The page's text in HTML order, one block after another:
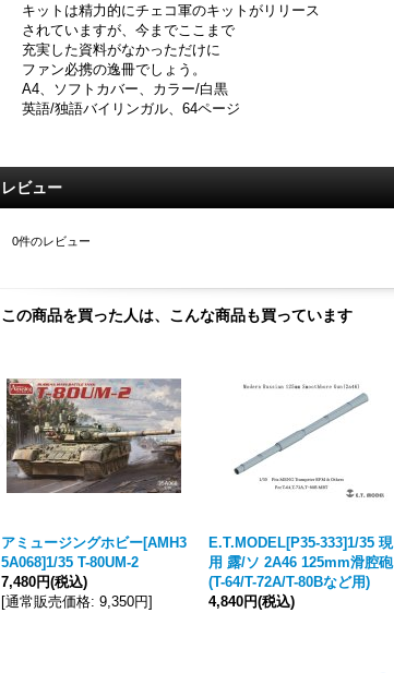
キットは精力的にチェコ軍のキットがリリース
されていますが、今までここまで
充実した資料がなかっただけに
ファン必携の逸冊でしょう。
A4、ソフトカバー、カラー/白黒
英語/独語バイリンガル、64ページ
レビュー
0件のレビュー
この商品を買った人は、こんな商品も買っています
アミュージングホビー[AMH3
5A068]1/35 T-80UM-2
7,480円(税込)
[通常販売価格: 9,350円]
E.T.MODEL[P35-333]1/35 現
用 露/ソ 2A46 125mm滑腔砲
(T-64/T-72A/T-80Bなど用)
4,840円(税込)